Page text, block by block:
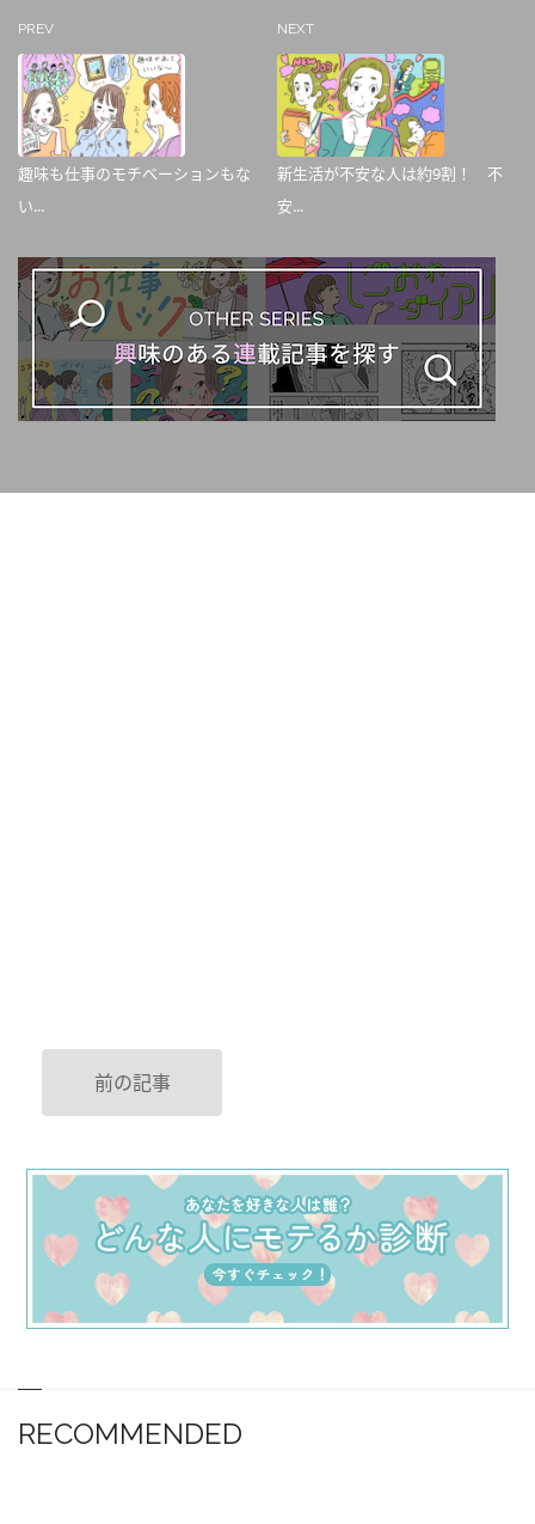
PREV
趣味も仕事のモチベーションもな
い...
NEXT
新生活が不安な人は約9割！ 不
安...
前の記事
RECOMMENDED